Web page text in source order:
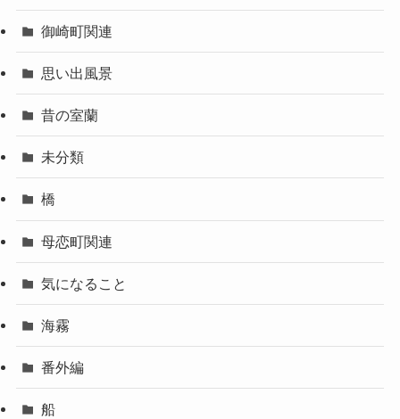
御崎町関連
思い出風景
昔の室蘭
未分類
橋
母恋町関連
気になること
海霧
番外編
船